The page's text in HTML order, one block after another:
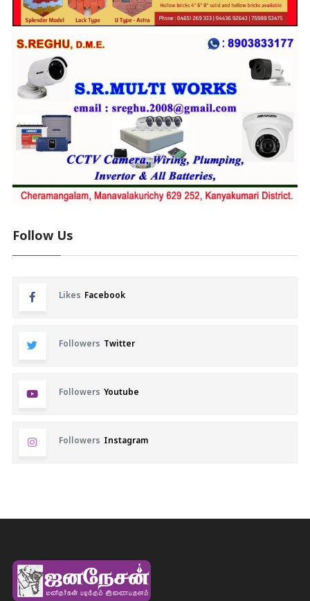
Follow Us
Likes Facebook
Followers Twitter
Followers Youtube
Followers Instagram